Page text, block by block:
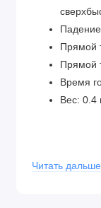
Прямой
Прямой
Время
Вес: 0.4
Читать дальше